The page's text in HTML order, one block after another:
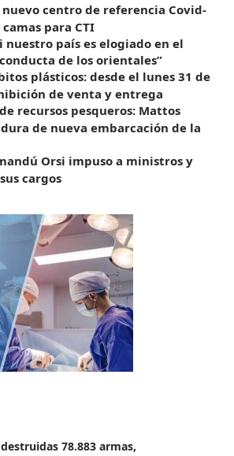
nuevo centro de referencia Covid-
para CTI
nuestro país es elogiado en el
de los orientales”
plásticos: desde el lunes 31 de
de venta y entrega
recursos pesqueros: Mattos
de nueva embarcación de la
Orsi impuso a ministros y
cargos
78.883 armas